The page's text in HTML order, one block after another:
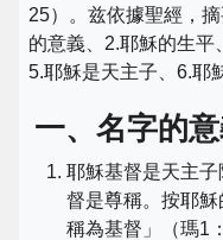
25）。兹依據聖經，
的意義、2.耶穌的生平
5.耶穌是天主子、6.耶
一、名字的
耶穌基督是天主
督是尊稱。按耶
稱為基督」（瑪1